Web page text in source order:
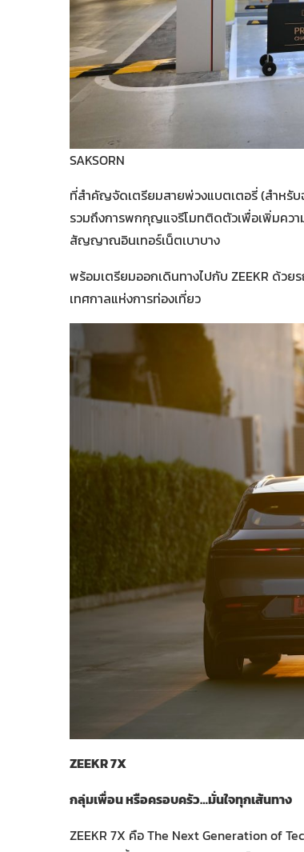
SAKSORN
ที่สำคัญจัดเตรียมสายพ่วงแบตเตอรี่ (สำหรั
รวมถึงการพกกุญแจรีโมทติดตัวเพื่อเพิ่มควา
สัญญาณอินเทอร์เน็ตเบาบาง
พร้อมเตรียมออกเดินทางไปกับ ZEEKR ด้ว
เทศกาลแห่งการท่องเที่ยว
ZEEKR 7X
กลุ่มเพื่อน หรือครอบครัว…มั่นใจทุกเส้นทาง
ZEEKR 7X คือ The Next Generation of